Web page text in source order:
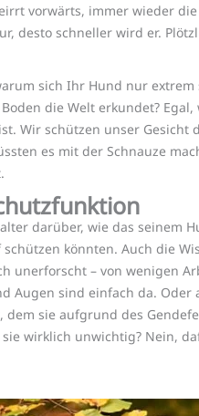
vorwärts, immer wieder
desto schneller wird er.
sich Ihr Hund nur
die Welt erkundet?
Wir schützen unser
es mit der Schnauze
darüber, wie das seinem
könnten. Auch die
unerforscht – von wenigen
Augen sind einfach da.
sie aufgrund des
wirklich unwichtig? Nein,